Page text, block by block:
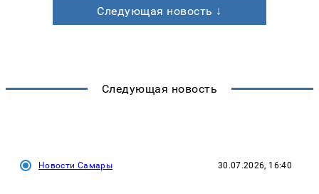
Следующая новость ↓
Следующая новость
Новости Самары 30.07.2026, 16:40